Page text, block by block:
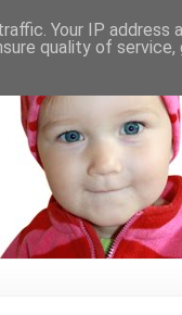
Your IP address
quality of service,